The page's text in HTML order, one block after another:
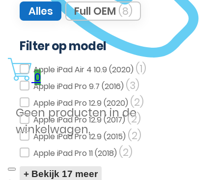
0
Geen producten in de
winkelwagen.
Filter op kwaliteit
Alles Full OEM (8)
Filter op model
Filter op model
Apple iPad Air 4 10.9 (2020) (1)
Apple iPad Pro 9.7 (2016) (3)
Apple iPad Pro 12.9 (2020) (2)
Apple iPad Pro 12.9 (2017)(2)
Apple iPad Pro 12.9 (2015) (2)
Apple iPad Pro 11 (2018) (2)
+ Bekijk 17 meer